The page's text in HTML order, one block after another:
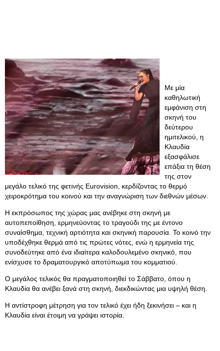
Με μία
καθηλωτική
εμφάνιση στη
σκηνή του
δεύτερου
ημιτελικού, η
Κλαυδία
εξασφάλισε
επάξια τη θέση
της στον
μεγάλο τελικό της φετινής Eurovision, κερδίζοντας το θερμό
χειροκρότημα του κοινού και την αναγνώριση των διεθνών μέσων.
Η εκπρόσωπος της χώρας μας ανέβηκε στη σκηνή με
αυτοπεποίθηση, ερμηνεύοντας το τραγούδι της με έντονο
συναίσθημα, τεχνική αρτιότητα και σκηνική παρουσία. Το κοινό την
υποδέχθηκε θερμά από τις πρώτες νότες, ενώ η ερμηνεία της
συνοδεύτηκε από ένα ιδιαίτερα καλοδουλεμένο σκηνικό, που
ενίσχυσε το δραματουργικό αποτύπωμα του κομματιού.
Ο μεγάλος τελικός θα πραγματοποιηθεί το Σάββατο, όπου η
Κλαυδία θα ανέβει ξανά στη σκηνή, διεκδικώντας μια υψηλή θέση.
Η αντίστροφη μέτρηση για τον τελικό έχει ήδη ξεκινήσει – και η
Κλαυδία είναι έτοιμη να γράψει ιστορία.